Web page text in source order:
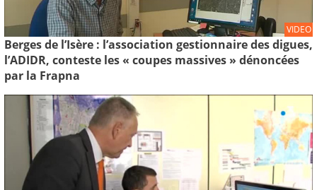
VIDEO
Berges de l’Isère : l’association gestionnaire des digues,
l’ADIDR, conteste les « coupes massives » dénoncées
par la Frapna